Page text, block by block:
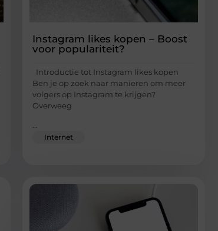
Instagram likes kopen – Boost
voor populariteit?
Introductie tot Instagram likes kopen
Ben je op zoek naar manieren om meer
volgers op Instagram te krijgen?
Overweeg
...
Internet